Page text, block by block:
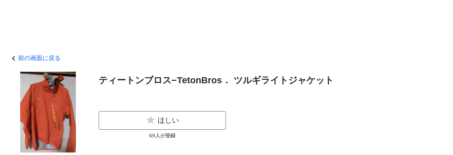
前の画面に戻る
ティートンブロス−TetonBros． ツルギライトジャケット
ほしい
69人が登録